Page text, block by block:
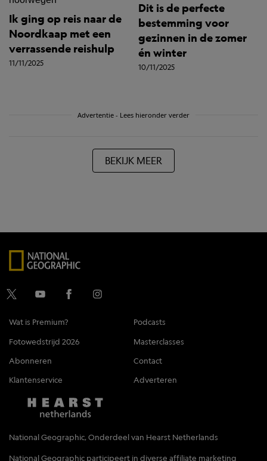
Ik ging op reis naar de
Noordkaap met een
verrassende reishulp
11/11/2025
Dit is de perfecte
bestemming voor
gezinnen in de zomer
én winter
10/11/2025
Advertentie - Lees hieronder verder
BEKIJK MEER
Wat is Premium?
Podcasts
Fotowedstrijd 2026
Masterclasses
Abonneren
Contact
Klantenservice
Adverteren
National Geographic, Onderdeel van Hearst Netherlands
National Geographic participeert in diverse affiliate marketing